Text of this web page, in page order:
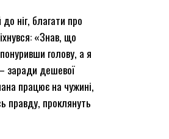
ніг, благати про
«Знав, що
голову, а я
заради дешевої
працює на чужині,
правду, проклянуть